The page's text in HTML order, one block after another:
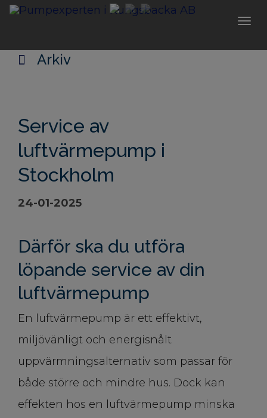
Arkiv
Service av
luftvärmepump i
Stockholm
24-01-2025
Därför ska du utföra
löpande service av din
luftvärmepump
En luftvärmepump är ett effektivt,
miljövänligt och energisnålt
uppvärmningsalternativ som passar för
både större och mindre hus. Dock kan
effekten hos en luftvärmepump minska